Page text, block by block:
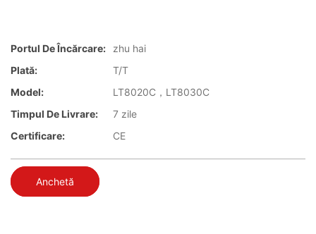
Portul De Încărcare:
zhu hai
Plată:
T/T
Model:
LT8020C，LT8030C
Timpul De Livrare:
7 zile
Certificare:
CE
Anchetă